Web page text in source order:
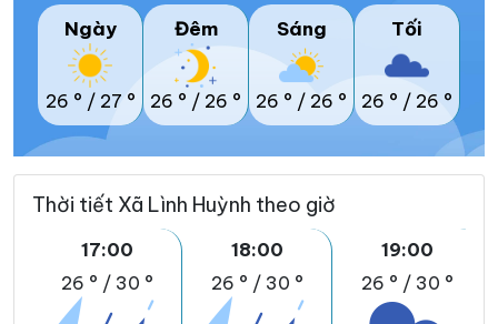
Ngày
26 ° / 27 °
Đêm
26 ° / 26 °
Sáng
26 ° / 26 °
Tối
26 ° / 26 °
Thời tiết Xã Lình Huỳnh theo giờ
17:00
26 ° / 30 °
18:00
26 ° / 30 °
19:00
26 ° / 30 °